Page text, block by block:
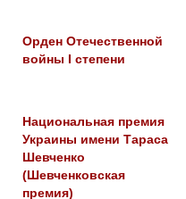
Орден Отечественной
войны I степени
Национальная премия
Украины имени Тараса
Шевченко
(Шевченковская
премия)